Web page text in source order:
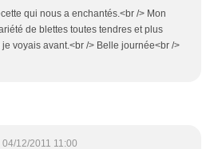
qui nous a enchantés.<br /> Mon
de blettes toutes tendres et plus
voyais avant.<br /> Belle journée<br />
04/12/2011 11:00